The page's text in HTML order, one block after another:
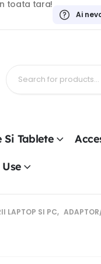
toata tara!
Ai
Si Tablete
LAPTOP SI PC,